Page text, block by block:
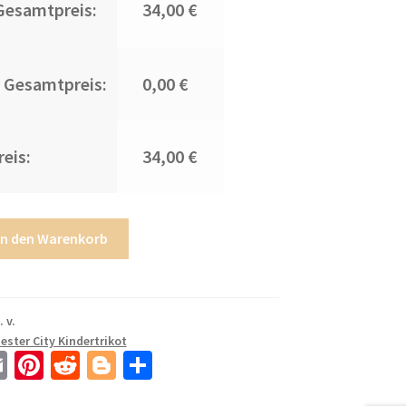
34,00 €
0,00 €
34,00 €
den Warenkorb
v.
City Kindertrikot
E Pi R Bl T